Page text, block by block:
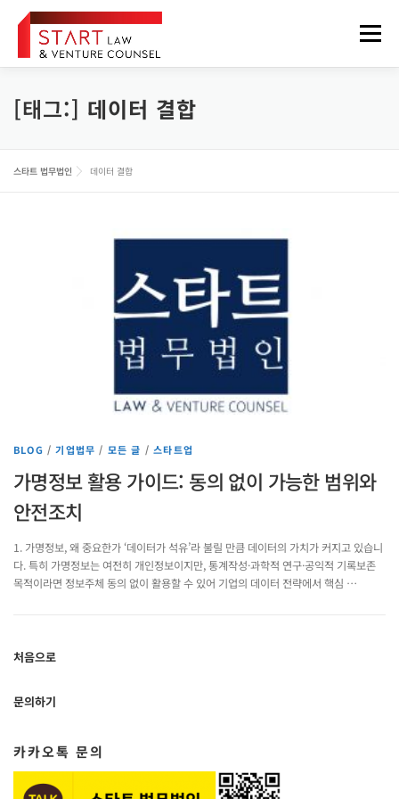
메뉴
법무법인 소개 업무분야
정보게시판 FOREIGNER
[태그:] 데이터 결합
스타트 법무법인 데이터 결합
BLOG /기업법무 / 모든 글 /스타트업
가명정보 활용 가이드: 동의 없이 가능한 범위와
안전조치
1. 가명정보, 왜 중요한가 ‘데이터가 석유’라 불릴 만큼 데이터의 가치가 커지고 있습니
다. 특히 가명정보는 여전히 개인정보이지만, 통계작성·과학적 연구·공익적 기록보존
목적이라면 정보주체 동의 없이 활용할 수 있어 기업의 데이터 전략에서 핵심 …
처음으로
문의하기
카카오톡 문의